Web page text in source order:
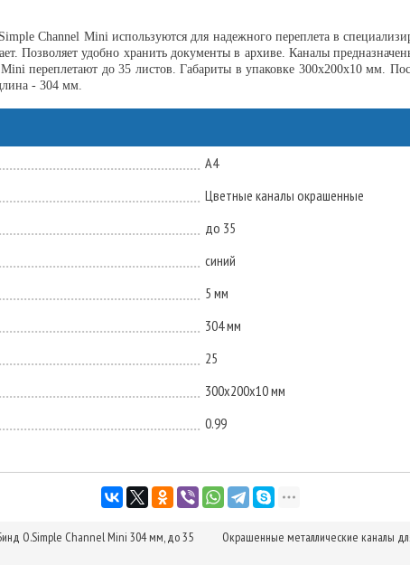
Channel Mini используются для надежного переплета в
Позволяет удобно хранить документы в архиве. Каналы
переплетают до 35 листов. Габариты в упаковке 300х200х10 мм.
- 304 мм.
А4
Цветные каналы окрашенные
до 35
синий
5 мм
304 мм
25
300х200х10 мм
0.99
O.Simple Channel Mini 304 мм, до 35 Окрашенные металлические каналы